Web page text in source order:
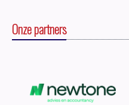
Onze partners